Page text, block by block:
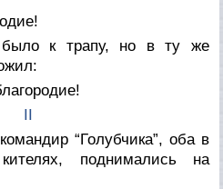
к трапу, но в ту же
II
“Голубчика”, оба в
поднимались на